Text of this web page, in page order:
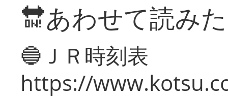
🔛あわせて読み
🔵ＪＲ時刻表
https://